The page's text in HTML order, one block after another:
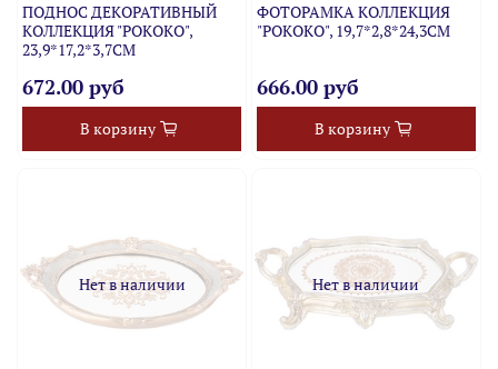
ПОДНОС ДЕКОРАТИВНЫЙ
КОЛЛЕКЦИЯ "РОКОКО",
23,9*17,2*3,7CM
672.00 руб
В корзину
ФОТОРАМКА КОЛЛЕКЦИЯ
"РОКОКО", 19,7*2,8*24,3CM
666.00 руб
В корзину
Нет в наличии Нет в наличии